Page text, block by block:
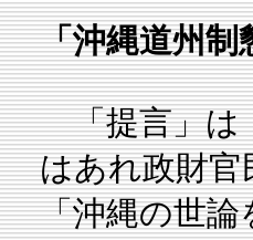
「沖縄道州制
「提言」は
はあれ政財官
「沖縄の世論